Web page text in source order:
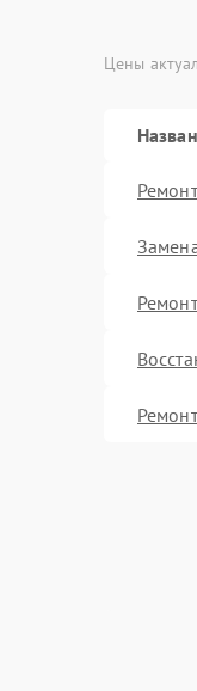
Цены